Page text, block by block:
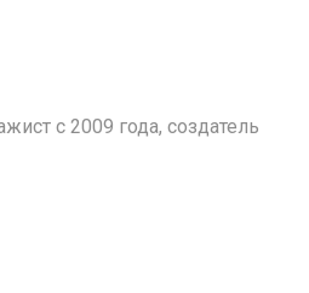
с 2009 года, создатель